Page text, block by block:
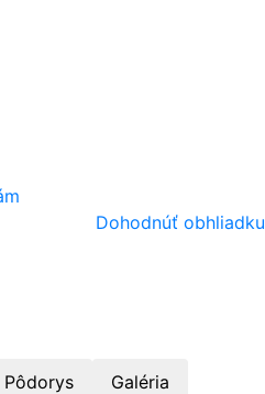
Dohodnúť obhliadku
Pôdorys Galéria